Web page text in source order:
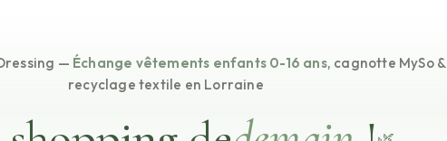
— Échange vêtements enfants 0-16 ans, cagnotte MySo &
recyclage textile en Lorraine